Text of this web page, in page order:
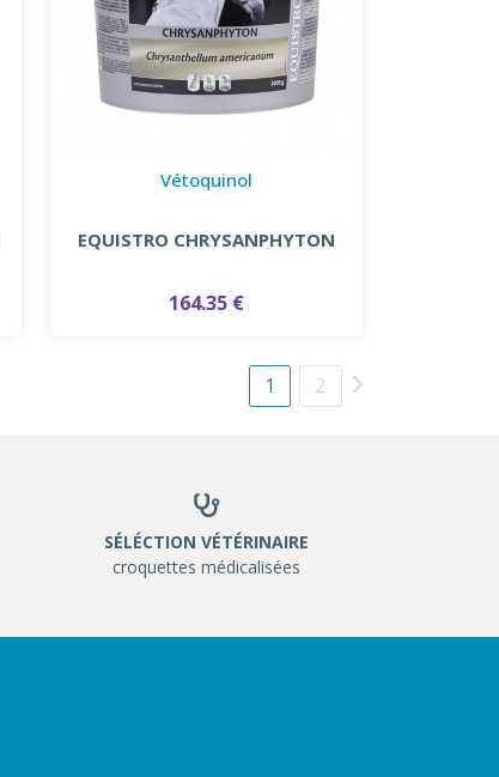
Vétoquinol
EQUISTRO CHRYSANPHYTON
164.35 €
1 2
SÉLÉCTION VÉTÉRINAIRE
croquettes médicalisées